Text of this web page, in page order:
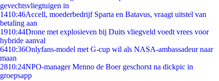
gevechtsvliegtuigen in
1410:46Accell, moederbedrijf Sparta en Batavus, vraagt uitstel van
betaling aan
1910:44Drone met explosieven bij Duits vliegveld voedt vrees voor
hybride aanval
6410:36Onlyfans-model met G-cup wil als NASA-ambassadeur naar
maan
2810:24NPO-manager Menno de Boer geschorst na dickpic in
groepsapp